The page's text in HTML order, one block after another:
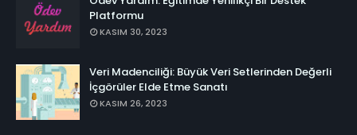
Platformu
KASIM 30, 2023
Veri Madenciliği: Büyük Veri Setlerinden Değerli
İçgörüler Elde Etme Sanatı
KASIM 26, 2023